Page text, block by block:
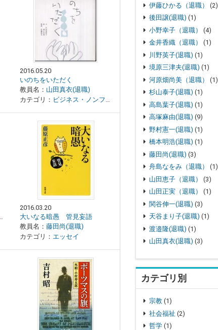
伊藤ひかる（退職）
(2)
後田譲(退職) (1)
小野幸子（退職）
(4)
金井香織（退職）
(1)
川野英子(退職) (1)
境原三津夫(退職) (1)
河原畑尚美（退職）
(1)
杉山泰子(退職) (1)
高島葉子(退職) (1)
高塚麻由(退職) (9)
野村憲一(退職) (1)
橋本明浩(退職) (1)
藤田尚(退職) (3)
舟島なをみ（退職）
(1)
山田恵子（退職）
(3)
山田正実（退職）
(1)
関谷伸一(退職) (3)
天谷まり子(退職) (1)
渡邉隆(退職) (1)
山田真衣(退職) (3)
カテゴリ別
宗教 (1)
社会福祉 (2)
哲学 (1)
2016.05.20
いのちをいただく
教員名： 山田真衣(退職)
カテゴリ： ビジネス・ノンフィクション
2016.03.20
大いなる暗愚 管見妄語
教員名：藤田尚(退職)
カテゴリ： エッセイ